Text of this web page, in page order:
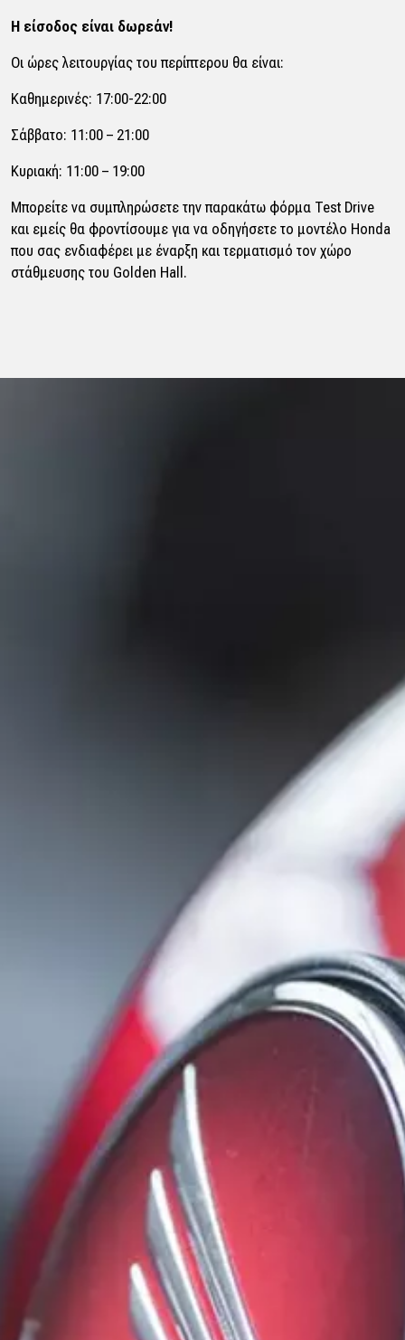
Η είσοδος είναι δωρεάν!
Οι ώρες λειτουργίας του περίπτερου θα είναι:
Καθημερινές: 17:00-22:00
Σάββατο: 11:00 – 21:00
Κυριακή: 11:00 – 19:00
Μπορείτε να συμπληρώσετε την παρακάτω φόρμα Test Drive
και εμείς θα φροντίσουμε για να οδηγήσετε το μοντέλο Honda
που σας ενδιαφέρει με έναρξη και τερματισμό τον χώρο
στάθμευσης του Golden Hall.